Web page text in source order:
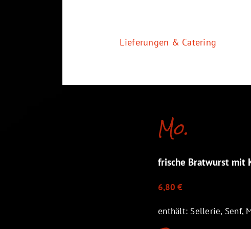
Lieferungen & Catering
Mo.
frische Bratwurst mit
6,80 €
enthält: Sellerie, Senf,